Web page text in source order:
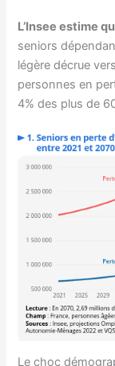
L’Insee estime
seniors
légère décrue
personnes en
4% des plus de
Le choc